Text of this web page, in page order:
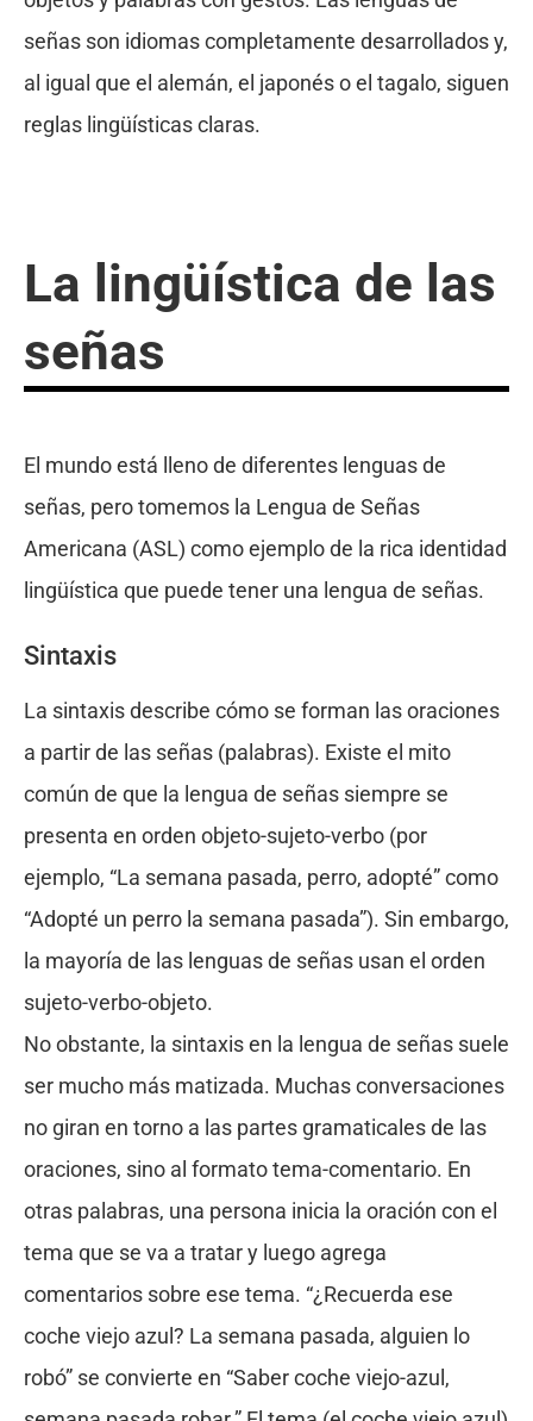
señas son idiomas completamente desarrollados y,
al igual que el alemán, el japonés o el tagalo, siguen
reglas lingüísticas claras.
La lingüística de las
señas
El mundo está lleno de diferentes lenguas de
señas, pero tomemos la Lengua de Señas
Americana (ASL) como ejemplo de la rica identidad
lingüística que puede tener una lengua de señas.
Sintaxis
La sintaxis describe cómo se forman las oraciones
a partir de las señas (palabras). Existe el mito
común de que la lengua de señas siempre se
presenta en orden objeto-sujeto-verbo (por
ejemplo, “La semana pasada, perro, adopté” como
“Adopté un perro la semana pasada”). Sin embargo,
la mayoría de las lenguas de señas usan el orden
sujeto-verbo-objeto.
No obstante, la sintaxis en la lengua de señas suele
ser mucho más matizada. Muchas conversaciones
no giran en torno a las partes gramaticales de las
oraciones, sino al formato tema-comentario. En
otras palabras, una persona inicia la oración con el
tema que se va a tratar y luego agrega
comentarios sobre ese tema. “¿Recuerda ese
coche viejo azul? La semana pasada, alguien lo
robó” se convierte en “Saber coche viejo-azul,